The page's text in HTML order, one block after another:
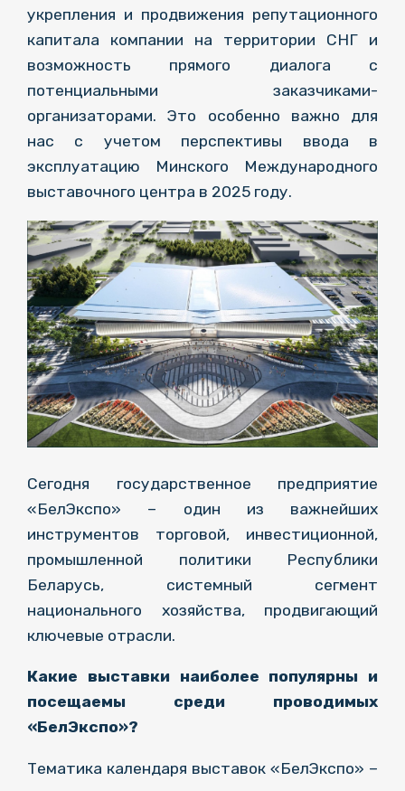
укрепления и продвижения репутационного
капитала компании на территории СНГ и
возможность прямого диалога с
потенциальными заказчиками-
организаторами. Это особенно важно для
нас с учетом перспективы ввода в
эксплуатацию Минского Международного
выставочного центра в 2025 году.
Сегодня государственное предприятие
«БелЭкспо» – один из важнейших
инструментов торговой, инвестиционной,
промышленной политики Республики
Беларусь, системный сегмент
национального хозяйства, продвигающий
ключевые отрасли.
Какие выставки наиболее популярны и
посещаемы среди проводимых
«БелЭкспо»?
Тематика календаря выставок «БелЭкспо» –